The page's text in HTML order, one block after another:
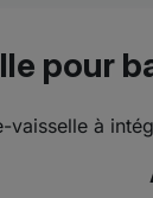
pour
vaisselle à